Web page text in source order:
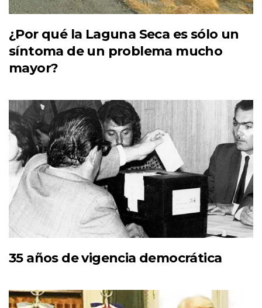
¿Por qué la Laguna Seca es sólo un
síntoma de un problema mucho
mayor?
35 años de vigencia democrática